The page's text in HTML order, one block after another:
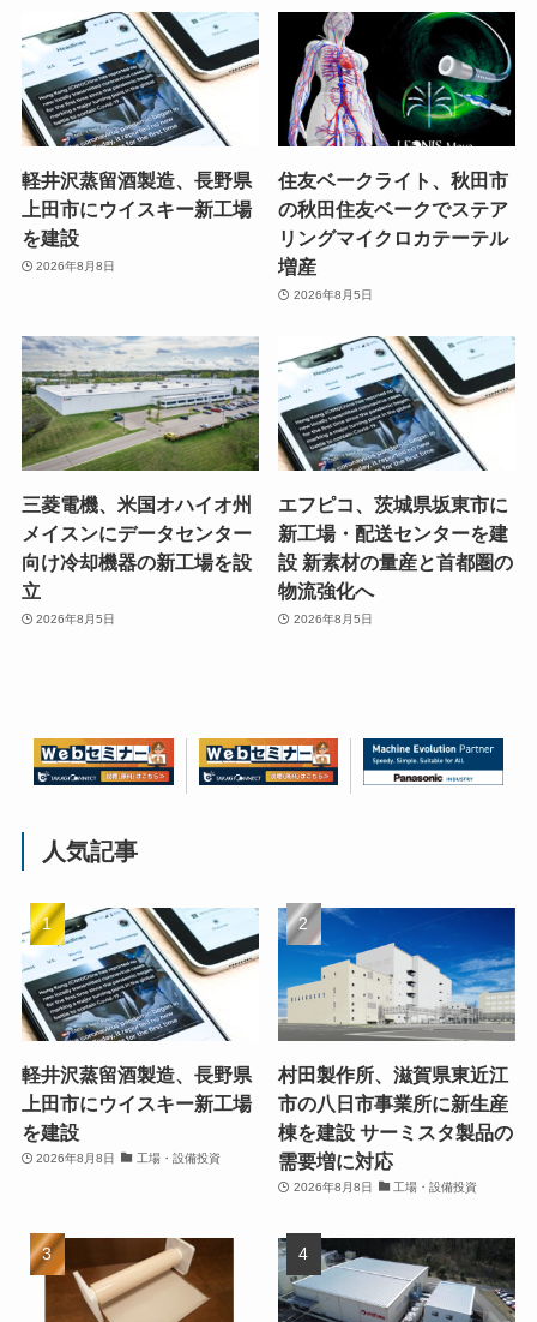
軽井沢蒸留酒製造、長野県
上田市にウイスキー新工場
を建設
2026年8月8日
住友ベークライト、秋田市
の秋田住友ベークでステア
リングマイクロカテーテル
増産
2026年8月5日
三菱電機、米国オハイオ州
メイスンにデータセンター
向け冷却機器の新工場を設
立
2026年8月5日
エフピコ、茨城県坂東市に
新工場・配送センターを建
設 新素材の量産と首都圏の
物流強化へ
2026年8月5日
人気記事
軽井沢蒸留酒製造、長野県
上田市にウイスキー新工場
を建設
2026年8月8日 工場・設備投資
村田製作所、滋賀県東近江
市の八日市事業所に新生産
棟を建設 サーミスタ製品の
需要増に対応
2026年8月8日 工場・設備投資